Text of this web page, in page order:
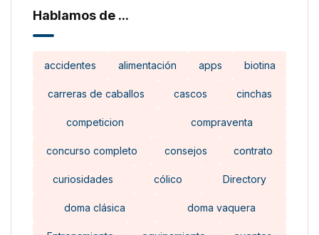
Hablamos de ...
accidentes alimentación apps biotina
carreras de caballos cascos cinchas
competicion compraventa
concurso completo consejos contrato
curiosidades cólico Directory
doma clásica doma vaquera